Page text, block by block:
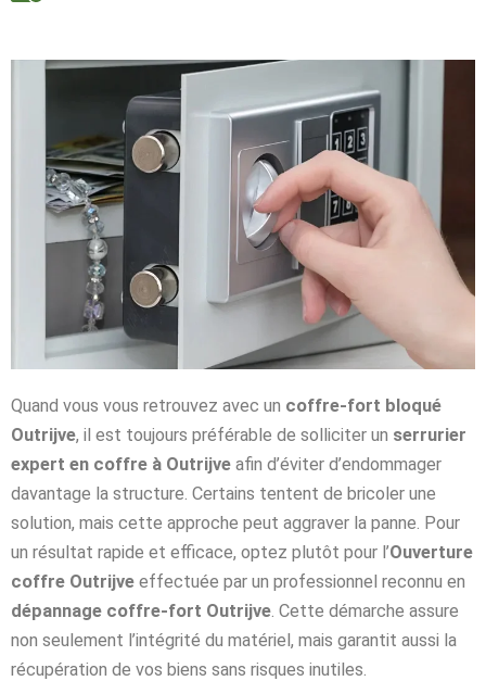
Quand vous vous retrouvez avec un coffre-fort bloqué
Outrijve, il est toujours préférable de solliciter un serrurier
expert en coffre à Outrijve afin d’éviter d’endommager
davantage la structure. Certains tentent de bricoler une
solution, mais cette approche peut aggraver la panne. Pour
un résultat rapide et efficace, optez plutôt pour l’Ouverture
coffre Outrijve effectuée par un professionnel reconnu en
dépannage coffre-fort Outrijve. Cette démarche assure
non seulement l’intégrité du matériel, mais garantit aussi la
récupération de vos biens sans risques inutiles.